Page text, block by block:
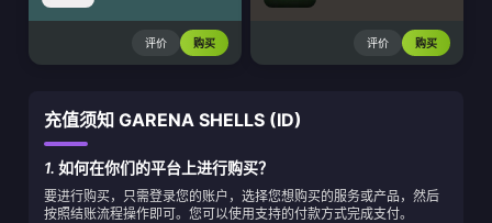
评价 购买 评价 购买
充值须知 GARENA SHELLS (ID)
1. 如何在你们的平台上进行购买？
要进行购买，只需登录您的账户，选择您想购买的服务或产品，然后
按照结账流程操作即可。您可以使用支持的付款方式完成支付。